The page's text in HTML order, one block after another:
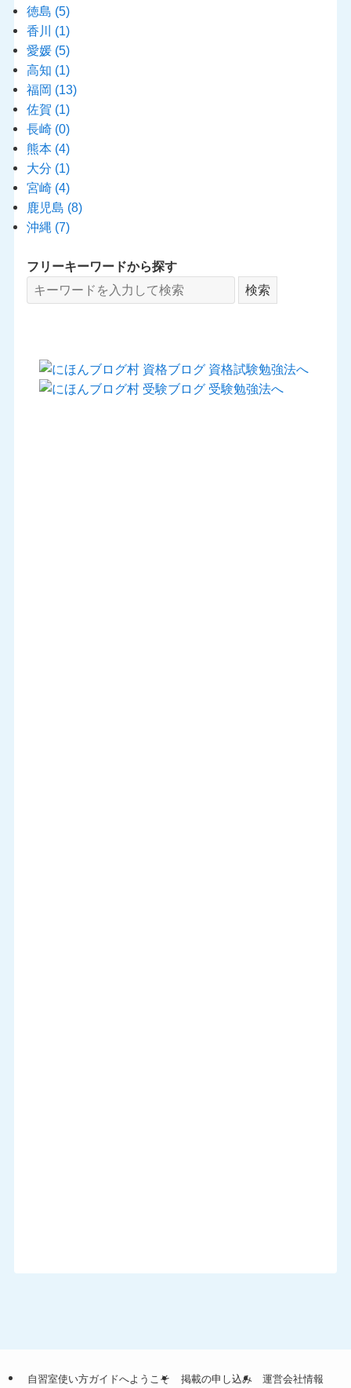
徳島 (5)
香川 (1)
愛媛 (5)
高知 (1)
福岡 (13)
佐賀 (1)
長崎 (0)
熊本 (4)
大分 (1)
宮崎 (4)
鹿児島 (8)
沖縄 (7)
フリーキーワードから探す
自習室使い方ガイドへようこそ 掲載の申し込み 運営会社情報